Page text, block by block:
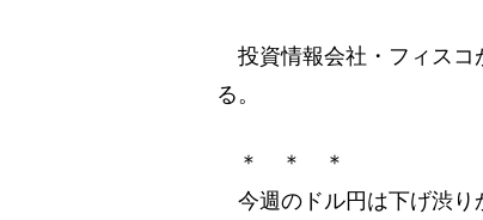
投資情報会社・フィスコ
る。
＊ ＊ ＊
今週のドル円は下げ渋り